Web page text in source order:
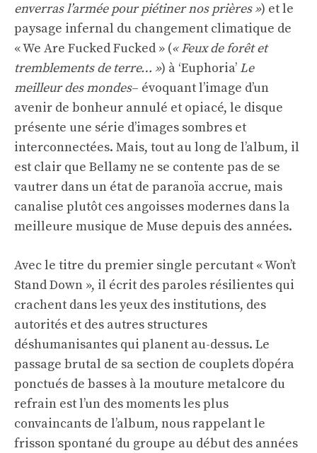
enverras l’armée pour piétiner nos prières ») et le
paysage infernal du changement climatique de
« We Are Fucked Fucked » (« Feux de forêt et
tremblements de terre… ») à ‘Euphoria’ Le
meilleur des mondes– évoquant l’image d’un
avenir de bonheur annulé et opiacé, le disque
présente une série d’images sombres et
interconnectées. Mais, tout au long de l’album, il
est clair que Bellamy ne se contente pas de se
vautrer dans un état de paranoïa accrue, mais
canalise plutôt ces angoisses modernes dans la
meilleure musique de Muse depuis des années.
Avec le titre du premier single percutant « Won’t
Stand Down », il écrit des paroles résilientes qui
crachent dans les yeux des institutions, des
autorités et des autres structures
déshumanisantes qui planent au-dessus. Le
passage brutal de sa section de couplets d’opéra
ponctués de basses à la mouture metalcore du
refrain est l’un des moments les plus
convaincants de l’album, nous rappelant le
frisson spontané du groupe au début des années